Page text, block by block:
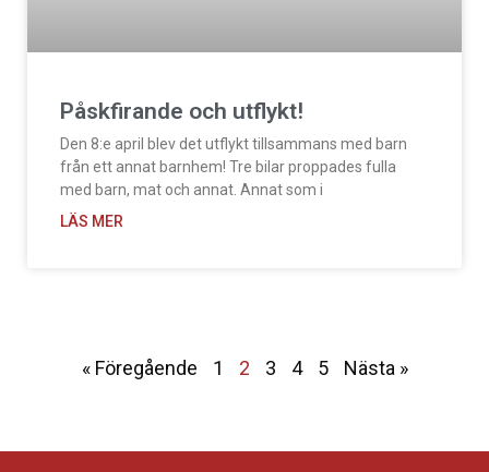
Påskfirande och utflykt!
Den 8:e april blev det utflykt tillsammans med barn
från ett annat barnhem! Tre bilar proppades fulla
med barn, mat och annat. Annat som i
LÄS MER
« Föregående 1 2 3 4 5 Nästa »